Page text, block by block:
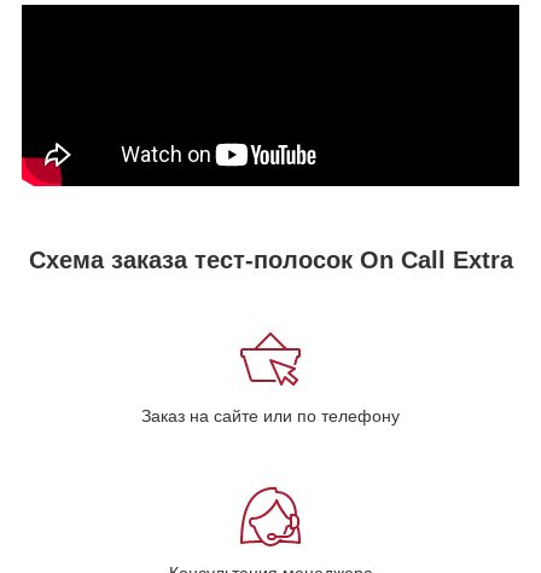
Схема заказа тест-полосок On Call Extra
Заказ на сайте или по телефону